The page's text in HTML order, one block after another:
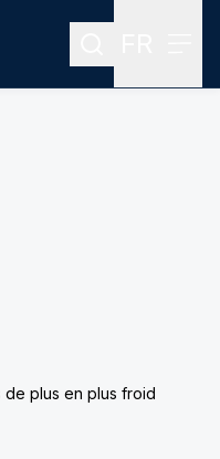
Rechercher
de plus en plus froid